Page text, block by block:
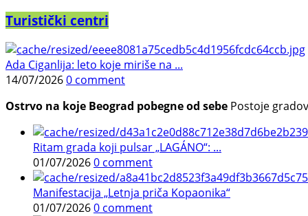
Turistički centri
Ada Ciganlija: leto koje miriše na ...
14/07/20260 comment
Ostrvo na koje Beograd pobegne od sebe Postoje
Ritam grada koji pulsar „LAGÁNO“: ...
01/07/20260 comment
Manifestacija „Letnja priča Kopaonika“
01/07/20260 comment